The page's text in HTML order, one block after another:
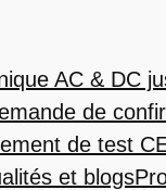
AC & DC
de
de test
et blogs